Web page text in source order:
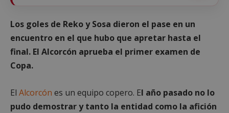
Los goles de Reko y Sosa dieron el pase en un
encuentro en el que hubo que apretar hasta el
final. El Alcorcón aprueba el primer examen de
Copa.
El Alcorcón es un equipo copero. El año pasado no lo
pudo demostrar y tanto la entidad como la afición